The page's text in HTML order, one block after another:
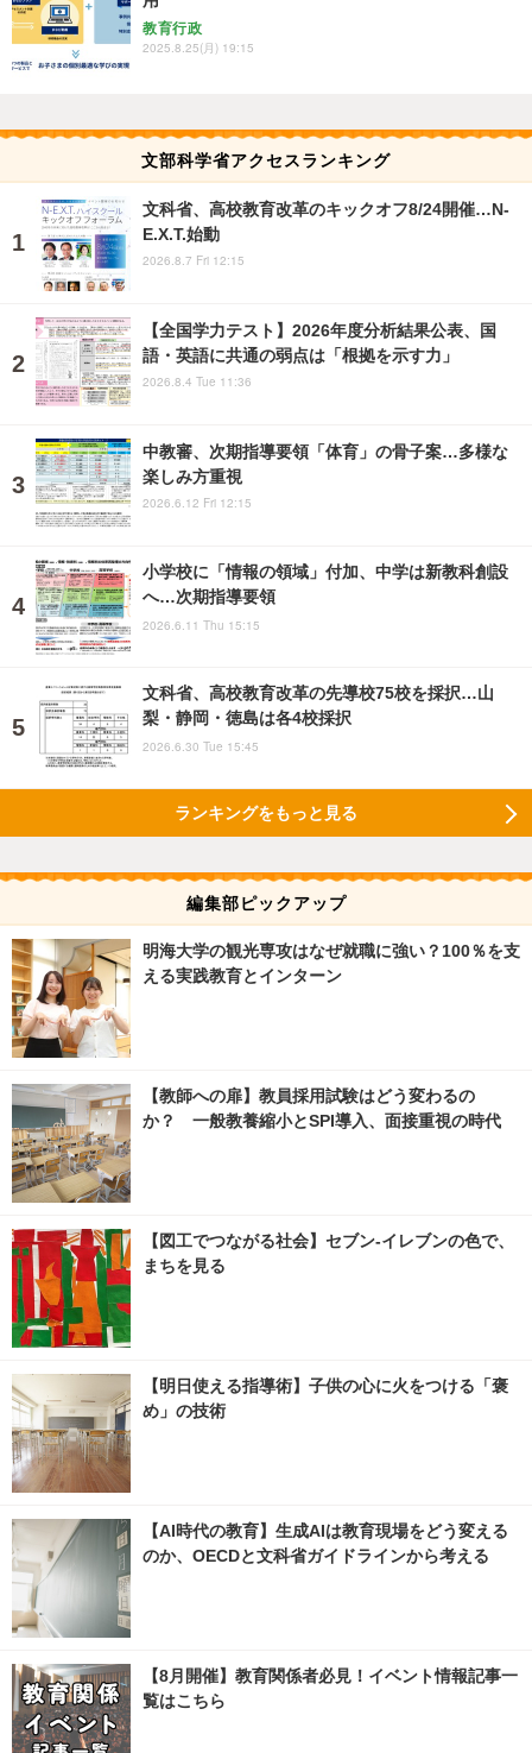
教育行政
2025.8.25(月) 19:15
文部科学省アクセスランキング
文科省、高校教育改革のキックオフ8/24開催…N-
E.X.T.始動
2026.8.7 Fri 12:15
【全国学力テスト】2026年度分析結果公表、国
語・英語に共通の弱点は「根拠を示す力」
2026.8.4 Tue 11:36
中教審、次期指導要領「体育」の骨子案…多様な
楽しみ方重視
2026.6.12 Fri 12:15
小学校に「情報の領域」付加、中学は新教科創設
へ…次期指導要領
2026.6.11 Thu 15:15
文科省、高校教育改革の先導校75校を採択…山
梨・静岡・徳島は各4校採択
2026.6.30 Tue 15:45
ランキングをもっと見る
編集部ピックアップ
明海大学の観光専攻はなぜ就職に強い？100％を支
える実践教育とインターン
【教師への扉】教員採用試験はどう変わるの
か？ 一般教養縮小とSPI導入、面接重視の時代
【図工でつながる社会】セブン‐イレブンの色で、
まちを見る
【明日使える指導術】子供の心に火をつける「褒
め」の技術
【AI時代の教育】生成AIは教育現場をどう変える
のか、OECDと文科省ガイドラインから考える
【8月開催】教育関係者必見！イベント情報記事一
覧はこちら